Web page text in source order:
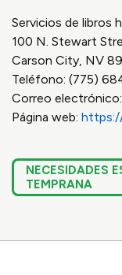
Servicios de libros
100 N. Stewart
Carson City, NV
Teléfono: (775)
Correo electrónico:
Página web:
NECESIDADES
TEMPRANA